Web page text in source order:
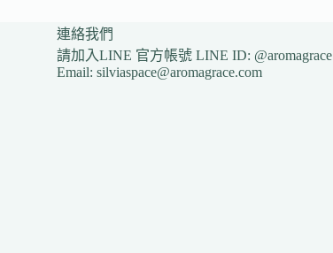
連絡我們
請加入LINE 官方帳號 LINE ID: @aromagrace
Email: silviaspace@aromagrace.com